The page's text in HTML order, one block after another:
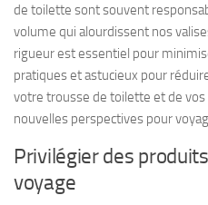
de toilette sont souvent
volume qui alourdissent nos
rigueur est essentiel pour
pratiques et astucieux pour
votre trousse de toilette et de
nouvelles perspectives pour
Privilégier des
voyage